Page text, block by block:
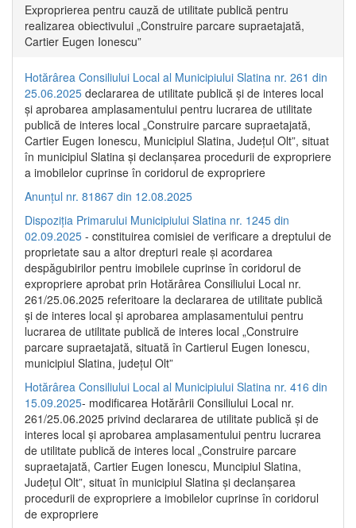
Exproprierea pentru cauză de utilitate publică pentru
realizarea obiectivului „Construire parcare supraetajată,
Cartier Eugen Ionescu”
Hotărârea Consiliului Local al Municipiului Slatina nr. 261 din
25.06.2025 declararea de utilitate publică și de interes local
și aprobarea amplasamentului pentru lucrarea de utilitate
publică de interes local „Construire parcare supraetajată,
Cartier Eugen Ionescu, Municipiul Slatina, Județul Olt”, situat
în municipiul Slatina și declanșarea procedurii de expropriere
a imobilelor cuprinse în coridorul de expropriere
Anunțul nr. 81867 din 12.08.2025
Dispoziția Primarului Municipiului Slatina nr. 1245 din
02.09.2025 - constituirea comisiei de verificare a dreptului de
proprietate sau a altor drepturi reale și acordarea
despăgubirilor pentru imobilele cuprinse în coridorul de
expropriere aprobat prin Hotărârea Consiliului Local nr.
261/25.06.2025 referitoare la declararea de utilitate publică
și de interes local și aprobarea amplasamentului pentru
lucrarea de utilitate publică de interes local „Construire
parcare supraetajată, situată în Cartierul Eugen Ionescu,
municipiul Slatina, județul Olt”
Hotărârea Consiliului Local al Municipiului Slatina nr. 416 din
15.09.2025- modificarea Hotărârii Consiliului Local nr.
261/25.06.2025 privind declararea de utilitate publică și de
interes local și aprobarea amplasamentului pentru lucrarea
de utilitate publică de interes local „Construire parcare
supraetajată, Cartier Eugen Ionescu, Muncipiul Slatina,
Județul Olt”, situat în municipiul Slatina și declanșarea
procedurii de expropriere a imobilelor cuprinse în coridorul
de expropriere